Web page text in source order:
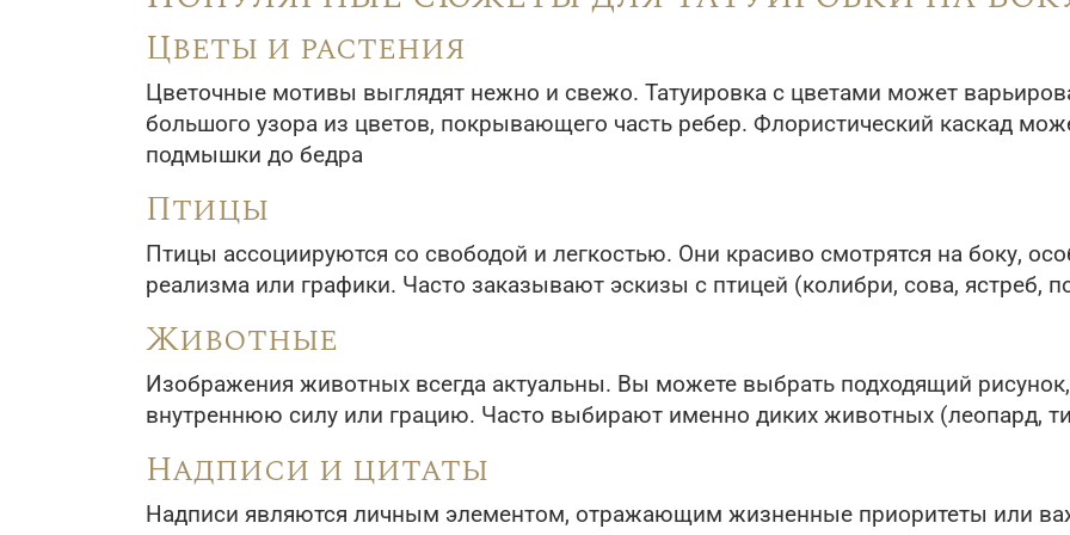
Цветы и растения
Цветочные мотивы выглядят нежно и свежо. Татуировка с цветами может
большого узора из цветов, покрывающего часть ребер. Флористический каскад
подмышки до бедра
Птицы
Птицы ассоциируются со свободой и легкостью. Они красиво смотрятся на боку,
реализма или графики. Часто заказывают эскизы с птицей (колибри, сова, ястреб,
Животные
Изображения животных всегда актуальны. Вы можете выбрать подходящий
внутреннюю силу или грацию. Часто выбирают именно диких животных (леопард,
Надписи и цитаты
Надписи являются личным элементом, отражающим жизненные приоритеты или